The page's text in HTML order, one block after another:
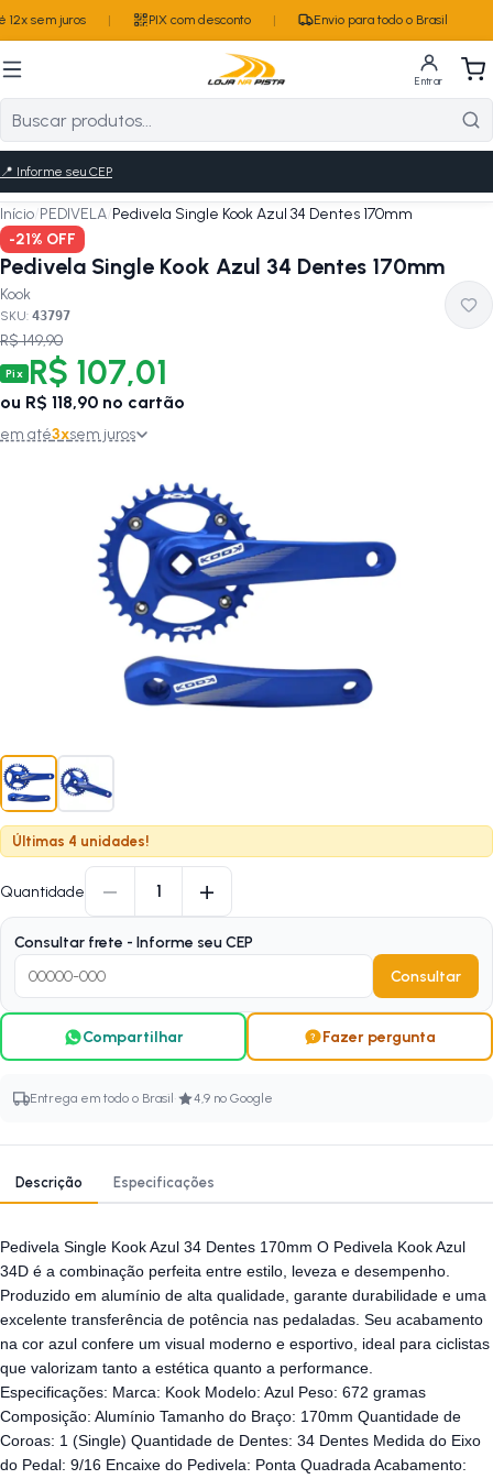
sem juros PIX com desconto Envio para todo o Brasil
Entrar
📍 Informe seu CEP
Início/PEDIVELA/Pedivela Single Kook Azul 34 Dentes 170mm
-21% OFF
Pedivela Single Kook Azul 34 Dentes 170mm
Kook
SKU: 43797
R$ 149,90
Pix R$ 107,01
ou R$ 118,90 no cartão
em até3xsem juros
Últimas 4 unidades!
Quantidade − 1 +
Consultar frete - Informe seu CEP
Consultar
Compartilhar Fazer pergunta
Entrega em todo o Brasil · 4,9 no Google
Descrição Especificações
Pedivela Single Kook Azul 34 Dentes 170mm O Pedivela Kook Azul
34D é a combinação perfeita entre estilo, leveza e desempenho.
Produzido em alumínio de alta qualidade, garante durabilidade e uma
excelente transferência de potência nas pedaladas. Seu acabamento
na cor azul confere um visual moderno e esportivo, ideal para ciclistas
que valorizam tanto a estética quanto a performance.
Especificações: Marca: Kook Modelo: Azul Peso: 672 gramas
Composição: Alumínio Tamanho do Braço: 170mm Quantidade de
Coroas: 1 (Single) Quantidade de Dentes: 34 Dentes Medida do Eixo
do Pedal: 9/16 Encaixe do Pedivela: Ponta Quadrada Acabamento: